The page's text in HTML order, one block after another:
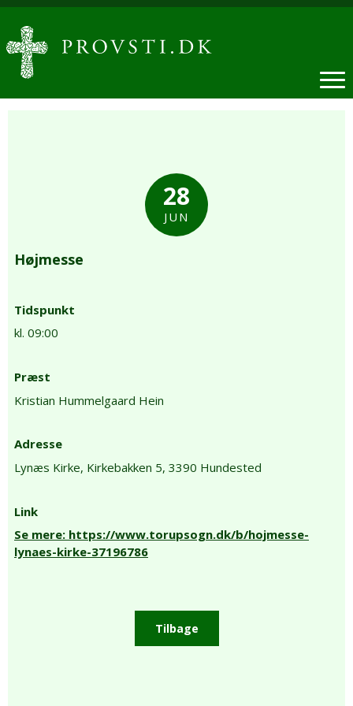
28
JUN
Højmesse
Tidspunkt
kl. 09:00
Præst
Kristian Hummelgaard Hein
Adresse
Lynæs Kirke, Kirkebakken 5, 3390 Hundested
Link
Se mere: https://www.torupsogn.dk/b/hojmesse-
lynaes-kirke-37196786
Tilbage